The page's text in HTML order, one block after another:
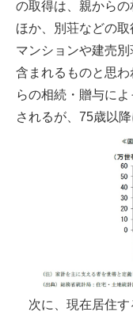
の取得は、親から
ほか、別荘などの
マンションや建売
含まれるものと思
らの相続・贈与に
されるが、75歳以
次に、現在居住